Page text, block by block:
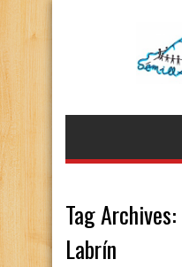
Tag Archives:
Labrín